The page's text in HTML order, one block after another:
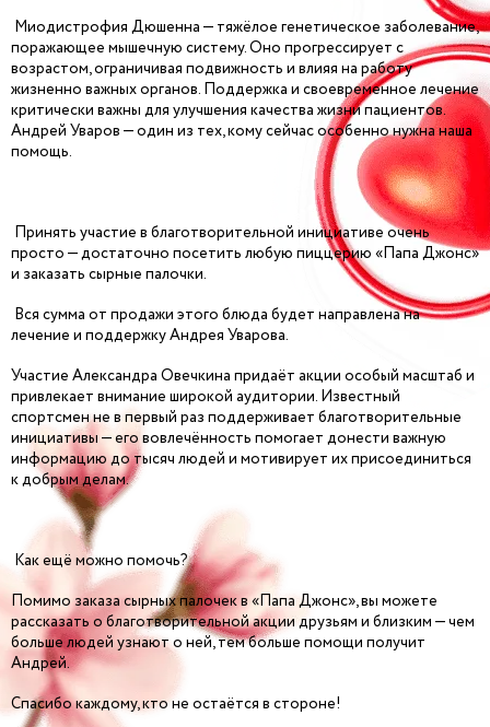
Миодистрофия Дюшенна — тяжёлое генетическое заболевание,
поражающее мышечную систему. Оно прогрессирует с
возрастом, ограничивая подвижность и влияя на работу
жизненно важных органов. Поддержка и своевременное лечение
критически важны для улучшения качества жизни пациентов.
Андрей Уваров — один из тех, кому сейчас особенно нужна наша
помощь.
Принять участие в благотворительной инициативе очень
просто — достаточно посетить любую пиццерию «Папа Джонс»
и заказать сырные палочки.
Вся сумма от продажи этого блюда будет направлена на
лечение и поддержку Андрея Уварова.
Участие Александра Овечкина придаёт акции особый масштаб и
привлекает внимание широкой аудитории. Известный
спортсмен не в первый раз поддерживает благотворительные
инициативы — его вовлечённость помогает донести важную
информацию до тысяч людей и мотивирует их присоединиться
к добрым делам.
Как ещё можно помочь?
Помимо заказа сырных палочек в «Папа Джонс», вы можете
рассказать о благотворительной акции друзьям и близким — чем
больше людей узнают о ней, тем больше помощи получит
Андрей.
Спасибо каждому, кто не остаётся в стороне!